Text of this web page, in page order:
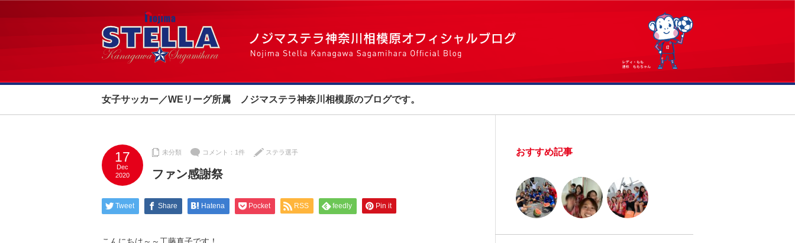
女子サッカー／WEリーグ所属 ノジマステラ神奈川相模原のブログです。
17
Dec
2020
未分類 コメント：1件 ステラ選手
ファン感謝祭
Tweet Share Hatena Pocket RSS feedly Pin it
おすすめ記事